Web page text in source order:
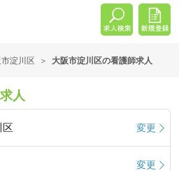
淀川区 大阪市淀川区の看護師求人
人
区 変更
変更